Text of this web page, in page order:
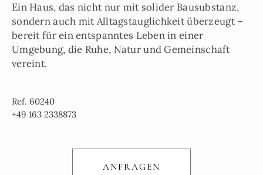
Ein Haus, das nicht nur mit solider Bausubstanz,
sondern auch mit Alltagstauglichkeit überzeugt –
bereit für ein entspanntes Leben in einer
Umgebung, die Ruhe, Natur und Gemeinschaft
vereint.
Ref. 60240
+49 163 2338873
ANFRAGEN